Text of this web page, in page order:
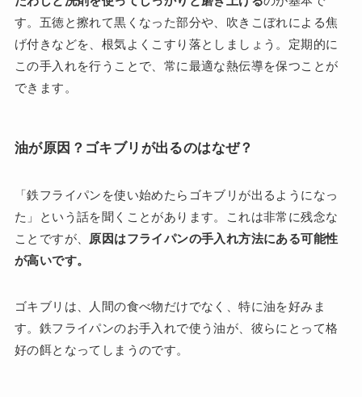
す。五徳と擦れて黒くなった部分や、吹きこぼれによる焦
げ付きなどを、根気よくこすり落としましょう。定期的に
この手入れを行うことで、常に最適な熱伝導を保つことが
できます。
油が原因？ゴキブリが出るのはなぜ？
「鉄フライパンを使い始めたらゴキブリが出るようになっ
た」という話を聞くことがあります。これは非常に残念な
ことですが、 原因はフライパンの手入れ方法にある可能性
が高いです。
ゴキブリは、人間の食べ物だけでなく、特に油を好みま
す。鉄フライパンのお手入れで使う油が、彼らにとって格
好の餌となってしまうのです。